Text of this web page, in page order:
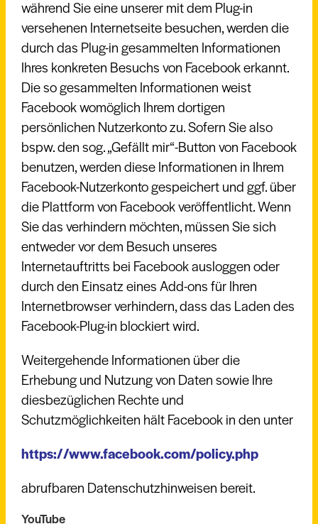
während Sie eine unserer mit dem Plug-in
versehenen Internetseite besuchen, werden die
durch das Plug-in gesammelten Informationen
Ihres konkreten Besuchs von Facebook erkannt.
Die so gesammelten Informationen weist
Facebook womöglich Ihrem dortigen
persönlichen Nutzerkonto zu. Sofern Sie also
bspw. den sog. „Gefällt mir“-Button von Facebook
benutzen, werden diese Informationen in Ihrem
Facebook-Nutzerkonto gespeichert und ggf. über
die Plattform von Facebook veröffentlicht. Wenn
Sie das verhindern möchten, müssen Sie sich
entweder vor dem Besuch unseres
Internetauftritts bei Facebook ausloggen oder
durch den Einsatz eines Add-ons für Ihren
Internetbrowser verhindern, dass das Laden des
Facebook-Plug-in blockiert wird.
Weitergehende Informationen über die
Erhebung und Nutzung von Daten sowie Ihre
diesbezüglichen Rechte und
Schutzmöglichkeiten hält Facebook in den unter
https://www.facebook.com/policy.php
abrufbaren Datenschutzhinweisen bereit.
YouTube